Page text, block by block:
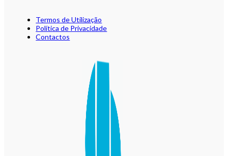
Termos de Utilização
Política de Privacidade
Contactos